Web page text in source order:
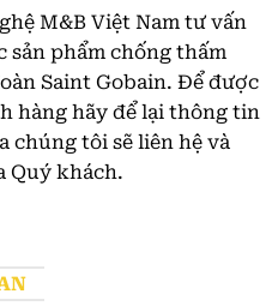
M&B Việt Nam tư vấn
sản phẩm chống thấm
Saint Gobain. Để được
hàng hãy để lại thông tin
chúng tôi sẽ liên hệ và
Quý khách.